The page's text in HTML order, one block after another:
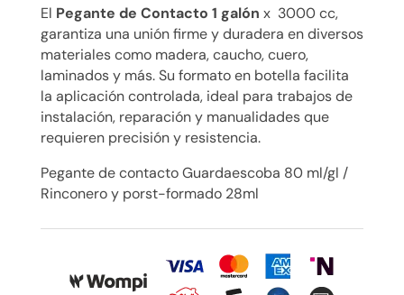
x
3000
cc
cantidad
El Pegante de Contacto 1 galón x 3000 cc,
garantiza una unión firme y duradera en diversos
materiales como madera, caucho, cuero,
laminados y más. Su formato en botella facilita
la aplicación controlada, ideal para trabajos de
instalación, reparación y manualidades que
requieren precisión y resistencia.
Pegante de contacto Guardaescoba 80 ml/gl /
Rinconero y porst-formado 28ml